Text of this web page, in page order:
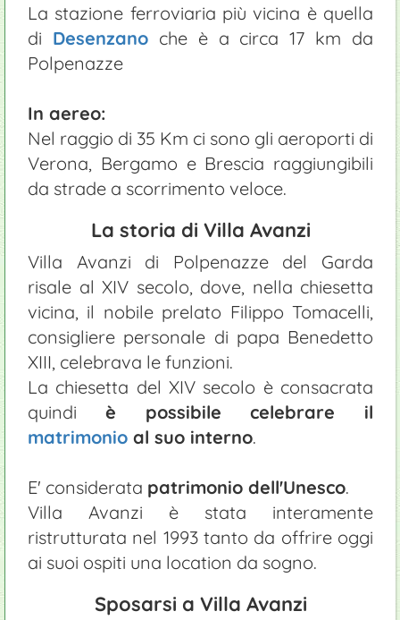
La stazione ferroviaria più vicina è quella
di Desenzanoche è a circa 17 km da
Polpenazze
In aereo:
Nel raggio di 35 Km ci sono gli aeroporti di
Verona, Bergamo e Brescia raggiungibili
da strade a scorrimento veloce.
La storia di Villa Avanzi
Villa Avanzi di Polpenazze del Garda
risale al XIV secolo, dove, nella chiesetta
vicina, il nobile prelato Filippo Tomacelli,
consigliere personale di papa Benedetto
XIII, celebrava le funzioni.
La chiesetta del XIV secolo è consacrata
quindi è possibile celebrare il
matrimonio al suo interno.
E' considerata patrimonio dell'Unesco.
Villa Avanzi è stata interamente
ristrutturata nel 1993 tanto da offrire oggi
ai suoi ospiti una location da sogno.
Sposarsi a Villa Avanzi